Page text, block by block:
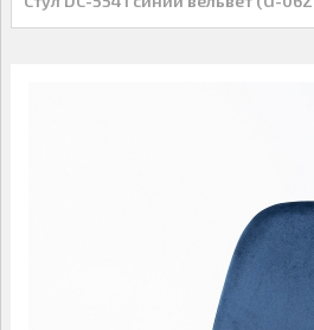
ДЕРЕВЯННЫЕ СТУЛЬЯ